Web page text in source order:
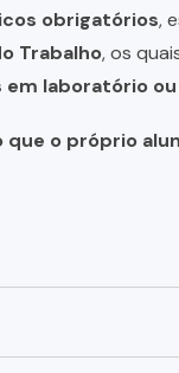
obrigatórios,
Trabalho, os
laboratório
que o próprio